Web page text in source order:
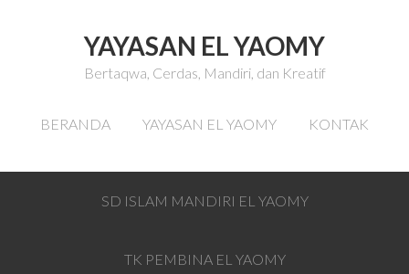
YAYASAN EL YAOMY
Bertaqwa, Cerdas, Mandiri, dan Kreatif
BERANDA YAYASAN EL YAOMY KONTAK
SD ISLAM MANDIRI EL YAOMY
TK PEMBINA EL YAOMY